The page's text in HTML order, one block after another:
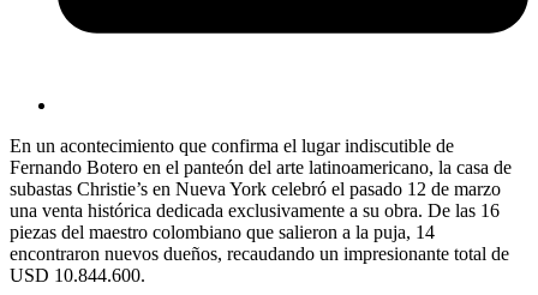
En un acontecimiento que confirma el lugar indiscutible de
Fernando Botero en el panteón del arte latinoamericano, la casa de
subastas Christie’s en Nueva York celebró el pasado 12 de marzo
una venta histórica dedicada exclusivamente a su obra. De las 16
piezas del maestro colombiano que salieron a la puja, 14
encontraron nuevos dueños, recaudando un impresionante total de
USD 10.844.600.